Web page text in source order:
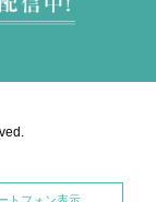
トフォン表示